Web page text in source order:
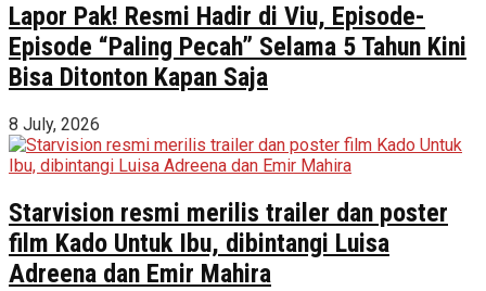
Lapor Pak! Resmi Hadir di Viu, Episode-
Episode “Paling Pecah” Selama 5 Tahun Kini
Bisa Ditonton Kapan Saja
8 July, 2026
Starvision resmi merilis trailer dan poster
film Kado Untuk Ibu, dibintangi Luisa
Adreena dan Emir Mahira